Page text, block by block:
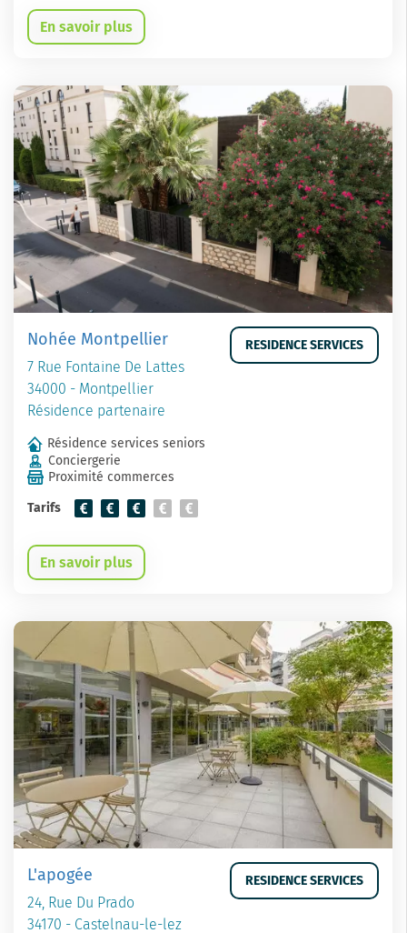
En savoir plus
Nohée Montpellier
7 Rue Fontaine De Lattes
34000 - Montpellier
Résidence partenaire
RESIDENCE SERVICES
Résidence services seniors
Conciergerie
Proximité commerces
Tarifs
En savoir plus
L'apogée
24, Rue Du Prado
34170 - Castelnau-le-lez
RESIDENCE SERVICES